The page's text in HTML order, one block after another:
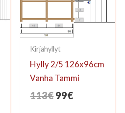
Kirjahyllyt
Hylly 2/5 126x96cm
Vanha Tammi
113€Alkuperäinen
99€Nykyinen